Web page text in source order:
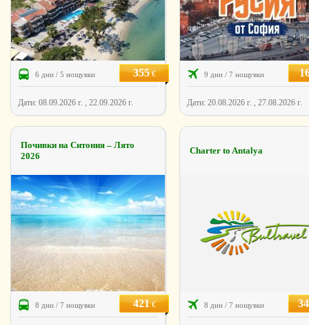
6 дни / 5 нощувки 355€
Дати: 08.09.2026 г. , 22.09.2026 г.
9 дни / 7 нощувки
Дати: 20.08.2026 г. , 27.08.2026 г.
Почивки на Ситония – Лято
2026
8 дни / 7 нощувки 421€
Charter to Antalya
8 дни / 7 нощувки